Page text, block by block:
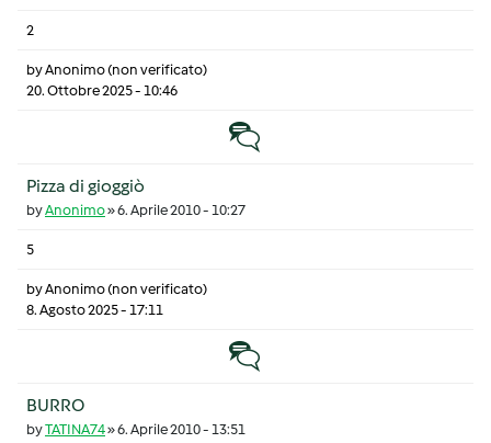
2
byAnonimo (non verificato)
20. Ottobre 2025 - 10:46
Discussione normale
Pizza di gioggiò
byAnonimo»6. Aprile 2010 - 10:27
5
byAnonimo (non verificato)
8. Agosto 2025 - 17:11
Discussione normale
BURRO
byTATINA74»6. Aprile 2010 - 13:51